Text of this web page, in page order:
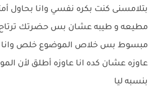
بتلامسنى كنت بكره نفسي وانا بحاول
مطيعه و طيبه عشان بس حضرتك
مبسوط بس خلاص الموضوع خلص وانا
عاوزه عشان كده انا عاوزه أطلق لأن
بنسبه ليا